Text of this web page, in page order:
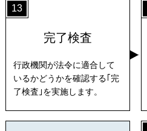
13
完了検査
行政機関が法令に適合して
いるかどうかを確認する｢完
了検査｣を実施します。